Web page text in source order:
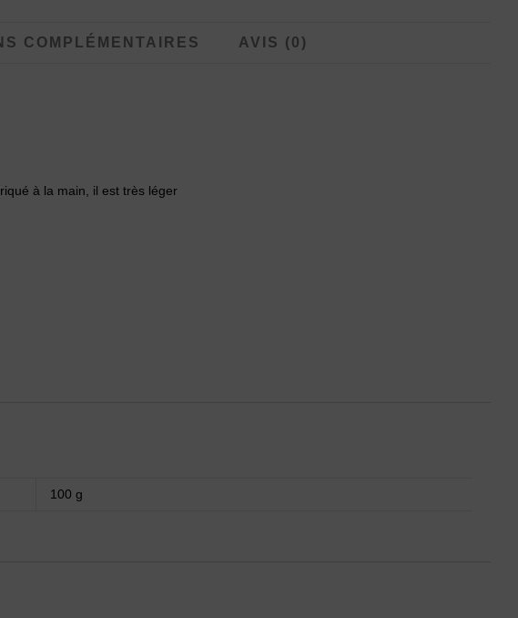
COMPLÉMENTAIRES AVIS (0)
à la main, il est très léger
100 g